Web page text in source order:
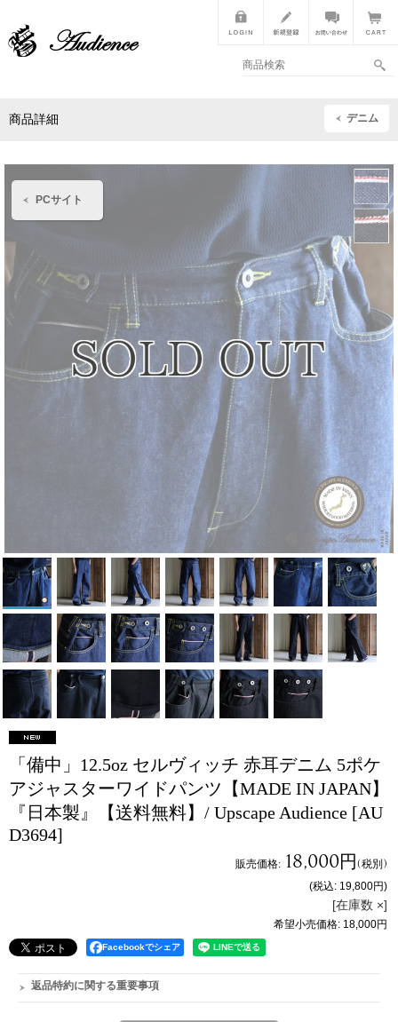
PCサイト
商品詳細 デニム
「備中」12.5oz セルヴィッチ 赤耳デニム 5ポケ
アジャスターワイドパンツ【MADE IN JAPAN】
『日本製』【送料無料】/ Upscape Audience [AU
D3694]
販売価格: 18,000円(税別)
(税込: 19,800円)
[在庫数 ×]
希望小売価格: 18,000円
Facebookでシェア
返品特約に関する重要事項